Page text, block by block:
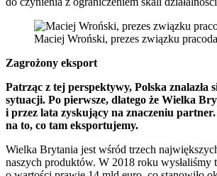
Maciej Wroński, prezes związku
Zagrożony eksport
Patrząc z tej perspektywy, Polska znalazła
sytuacji. Po pierwsze, dlatego że Wielka
i przez lata zyskujący na znaczeniu
na to, co tam eksportujemy.
Wielka Brytania jest wśród trzech
naszych produktów. W 2018 roku wysłaliśmy